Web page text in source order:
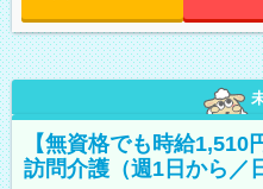
【無資格でも時給1,510
訪問介護（週1日から／